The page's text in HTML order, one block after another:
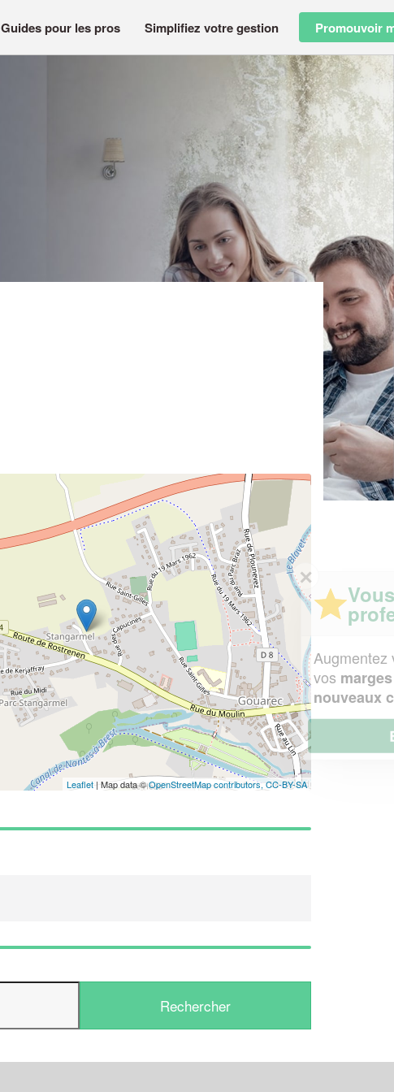
Guides pour les pros Simplifiez votre gestion Promouvoir
Leaflet | Map data ©OpenStreetMap contributors,CC-BY-SA
✕
Vous êtes un
professionnel ?
Augmentez votre chiffre d'affaireset
vosmargestout en gagnant de
nouveaux clients!
En savoir plus